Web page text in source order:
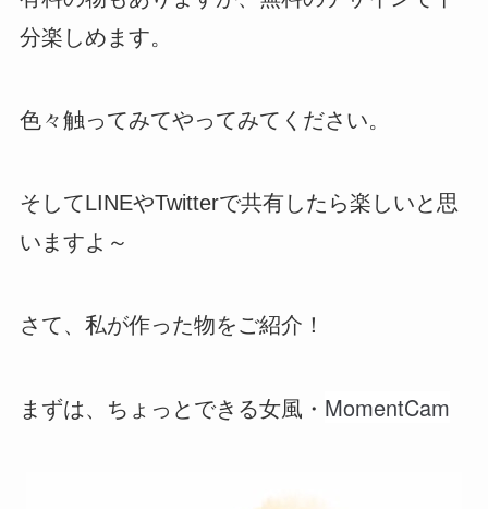
分楽しめます。
色々触ってみてやってみてください。
そしてLINEやTwitterで共有したら楽しいと思
いますよ～
さて、私が作った物をご紹介！
まずは、ちょっとできる女風・ MomentCam